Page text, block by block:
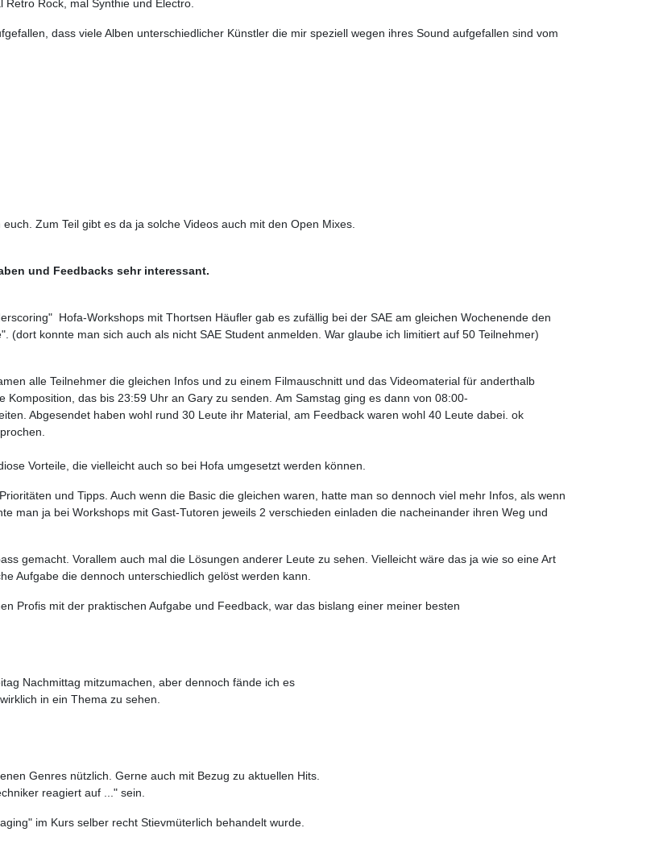
Rock, mal Synthie und Electro.
dass viele Alben unterschiedlicher Künstler die mir speziell wegen ihres Sound aufgefallen sind vom
Zum Teil gibt es da ja solche Videos auch mit den Open Mixes.
und Feedbacks sehr interessant.
Hofa-Workshops mit Thortsen Häufler gab es zufällig bei der SAE am gleichen Wochenende den
(dort konnte man sich auch als nicht SAE Student anmelden. War glaube ich limitiert auf 50 Teilnehmer)
alle Teilnehmer die gleichen Infos und zu einem Filmauschnitt und das Videomaterial für anderthalb
Komposition, das bis 23:59 Uhr an Gary zu senden. Am Samstag ging es dann von 08:00-
Abgesendet haben wohl rund 30 Leute ihr Material, am Feedback waren wohl 40 Leute dabei. ok
Vorteile, die vielleicht auch so bei Hofa umgesetzt werden können.
und Tipps. Auch wenn die Basic die gleichen waren, hatte man so dennoch viel mehr Infos, als wenn
man ja bei Workshops mit Gast-Tutoren jeweils 2 verschieden einladen die nacheinander ihren Weg und
gemacht. Vorallem auch mal die Lösungen anderer Leute zu sehen. Vielleicht wäre das ja wie so eine Art
Aufgabe die dennoch unterschiedlich gelöst werden kann.
Profis mit der praktischen Aufgabe und Feedback, war das bislang einer meiner besten
Nachmittag mitzumachen, aber dennoch fände ich es
in ein Thema zu sehen.
Genres nützlich. Gerne auch mit Bezug zu aktuellen Hits.
reagiert auf ..." sein.
im Kurs selber recht Stievmüterlich behandelt wurde.